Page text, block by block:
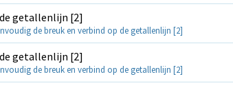
de getallenlijn [2]
de breuk en verbind op de getallenlijn [2]
de getallenlijn [2]
de breuk en verbind op de getallenlijn [2]